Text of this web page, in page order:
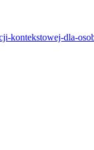
kontekstowej-dla-